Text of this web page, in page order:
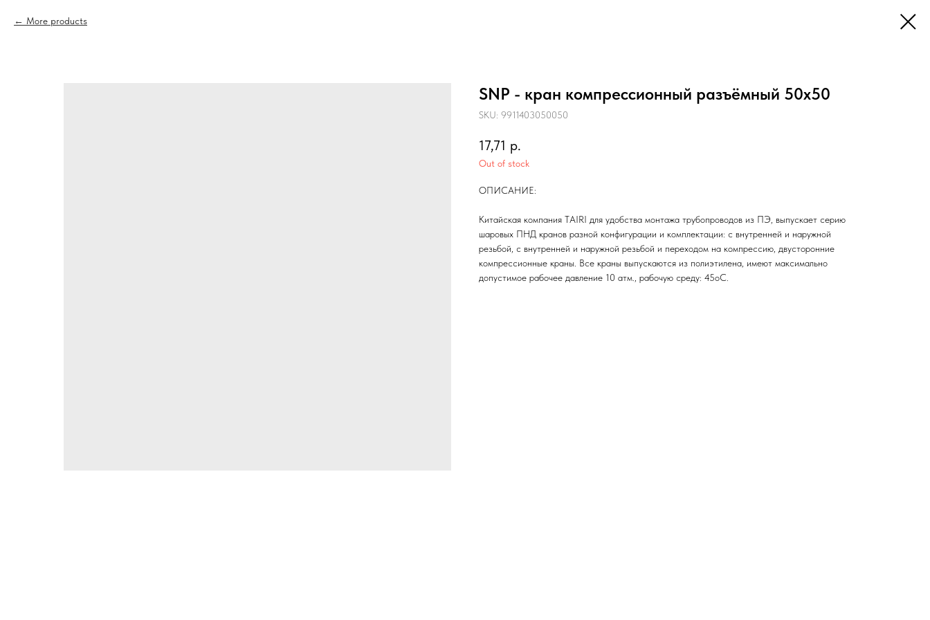
More products
SNP - кран компрессионный разъёмный 50х50
SKU: 9911403050050
17,71 р.
Out of stock
ОПИСАНИЕ:
Китайская компания TAIRI для удобства монтажа трубопроводов из ПЭ, выпускает серию
шаровых ПНД кранов разной конфигурации и комплектации: с внутренней и наружной
резьбой, с внутренней и наружной резьбой и переходом на компрессию, двусторонние
компрессионные краны. Все краны выпускаются из полиэтилена, имеют максимально
допустимое рабочее давление 10 атм., рабочую среду: 45оС.